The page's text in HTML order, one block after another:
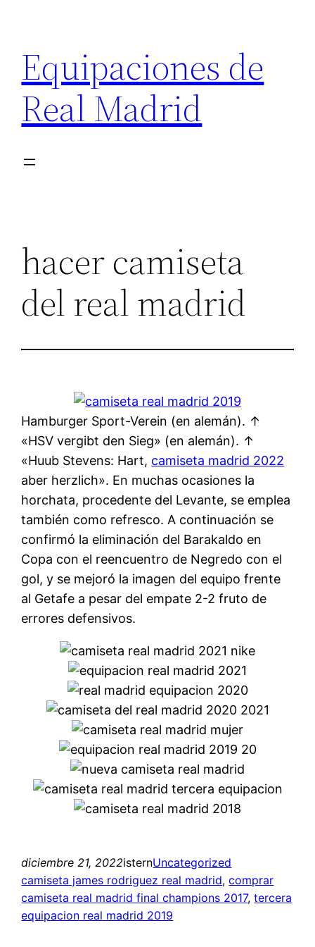
contenido
Equipaciones de
Real Madrid
hacer camiseta
del real madrid
Hamburger Sport-Verein (en alemán). ↑
«HSV vergibt den Sieg» (en alemán). ↑
«Huub Stevens: Hart, camiseta madrid 2022
aber herzlich». En muchas ocasiones la
horchata, procedente del Levante, se emplea
también como refresco. A continuación se
confirmó la eliminación del Barakaldo en
Copa con el reencuentro de Negredo con el
gol, y se mejoró la imagen del equipo frente
al Getafe a pesar del empate 2-2 fruto de
errores defensivos.
diciembre 21, 2022isternUncategorized
camiseta james rodriguez real madrid, comprar
camiseta real madrid final champions 2017, tercera
equipacion real madrid 2019